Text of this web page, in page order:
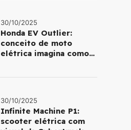
30/10/2025
Honda EV Outlier:
conceito de moto
elétrica imagina como
30/10/2025
Infinite Machine P1:
scooter elétrica com